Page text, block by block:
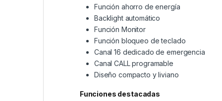
Función ahorro de energía
Backlight automático
Función Monitor
Función bloqueo de teclado
Canal 16 dedicado de emergencia
Canal CALL programable
Diseño compacto y liviano
Funciones destacadas